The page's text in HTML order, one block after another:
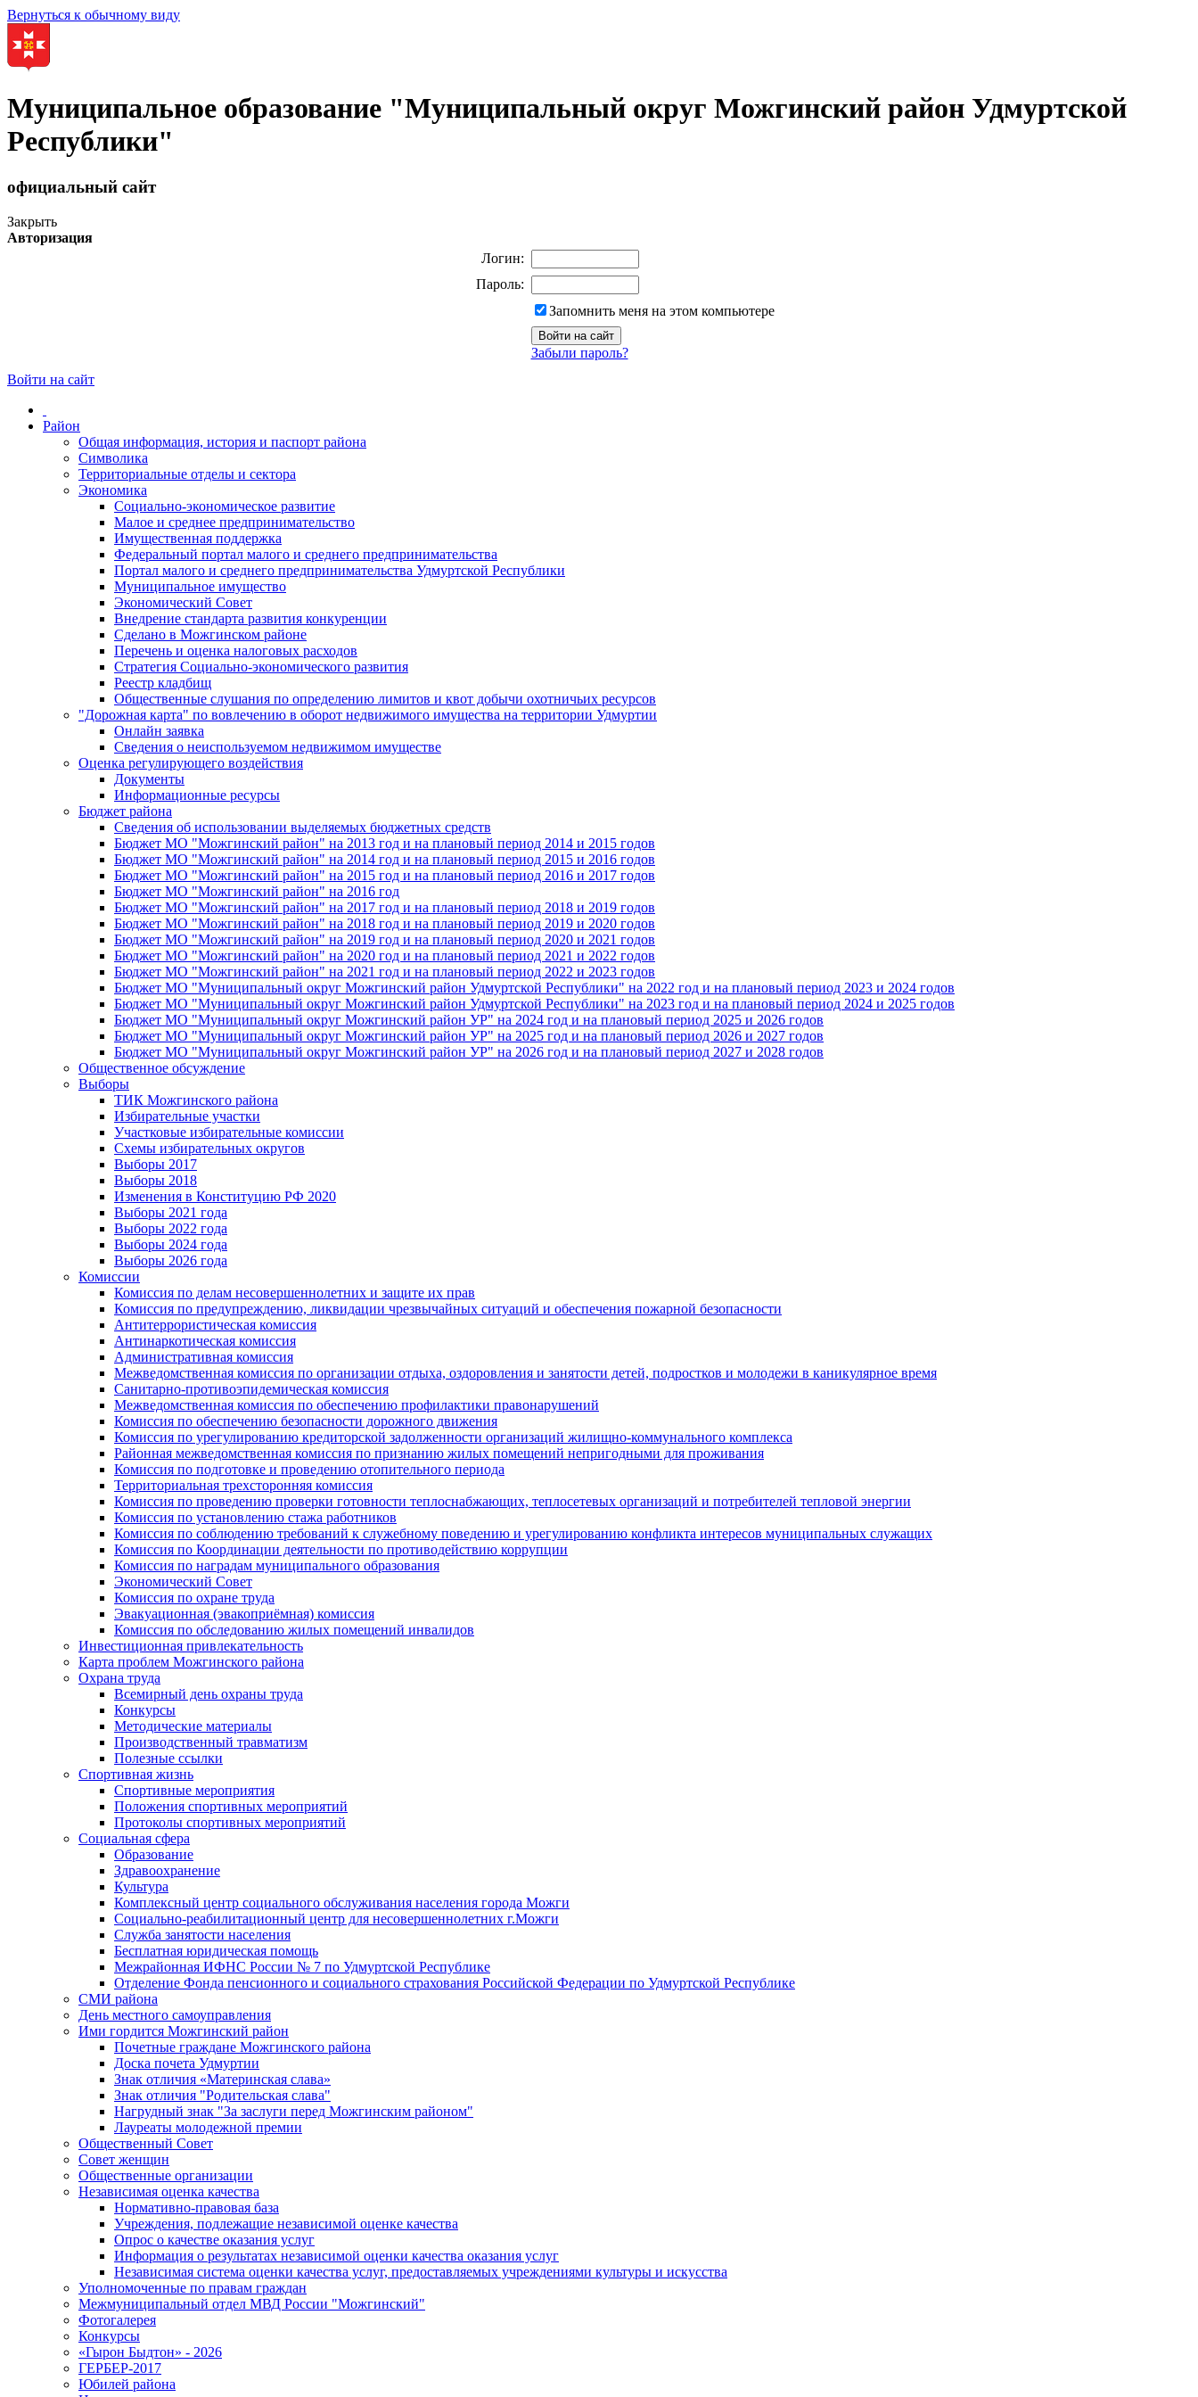
Вернуться к обычному виду
Муниципальное образование "Муниципальный округ Можгинский район Удмуртской
Республики"
официальный сайт
Закрыть
Авторизация
Логин:
Пароль:
Запомнить меня на этом компьютере
Забыли пароль?
Войти на сайт
Район
Общая информация, история и паспорт района
Символика
Территориальные отделы и сектора
Экономика
Социально-экономическое развитие
Малое и среднее предпринимательство
Имущественная поддержка
Федеральный портал малого и среднего предпринимательства
Портал малого и среднего предпринимательства Удмуртской Республики
Муниципальное имущество
Экономический Совет
Внедрение стандарта развития конкуренции
Сделано в Можгинском районе
Перечень и оценка налоговых расходов
Стратегия Социально-экономического развития
Реестр кладбищ
Общественные слушания по определению лимитов и квот добычи охотничьих ресурсов
"Дорожная карта" по вовлечению в оборот недвижимого имущества на территории Удмуртии
Онлайн заявка
Сведения о неиспользуемом недвижимом имуществе
Оценка регулирующего воздействия
Документы
Информационные ресурсы
Бюджет района
Сведения об использовании выделяемых бюджетных средств
Бюджет МО "Можгинский район" на 2013 год и на плановый период 2014 и 2015 годов
Бюджет МО "Можгинский район" на 2014 год и на плановый период 2015 и 2016 годов
Бюджет МО "Можгинский район" на 2015 год и на плановый период 2016 и 2017 годов
Бюджет МО "Можгинский район" на 2016 год
Бюджет МО "Можгинский район" на 2017 год и на плановый период 2018 и 2019 годов
Бюджет МО "Можгинский район" на 2018 год и на плановый период 2019 и 2020 годов
Бюджет МО "Можгинский район" на 2019 год и на плановый период 2020 и 2021 годов
Бюджет МО "Можгинский район" на 2020 год и на плановый период 2021 и 2022 годов
Бюджет МО "Можгинский район" на 2021 год и на плановый период 2022 и 2023 годов
Бюджет МО "Муниципальный округ Можгинский район Удмуртской Республики" на 2022 год и на плановый период 2023 и 2024 годов
Бюджет МО "Муниципальный округ Можгинский район Удмуртской Республики" на 2023 год и на плановый период 2024 и 2025 годов
Бюджет МО "Муниципальный округ Можгинский район УР" на 2024 год и на плановый период 2025 и 2026 годов
Бюджет МО "Муниципальный округ Можгинский район УР" на 2025 год и на плановый период 2026 и 2027 годов
Бюджет МО "Муниципальный округ Можгинский район УР" на 2026 год и на плановый период 2027 и 2028 годов
Общественное обсуждение
Выборы
ТИК Можгинского района
Избирательные участки
Участковые избирательные комиссии
Схемы избирательных округов
Выборы 2017
Выборы 2018
Изменения в Конституцию РФ 2020
Выборы 2021 года
Выборы 2022 года
Выборы 2024 года
Выборы 2026 года
Комиссии
Комиссия по делам несовершеннолетних и защите их прав
Комиссия по предупреждению, ликвидации чрезвычайных ситуаций и обеспечения пожарной безопасности
Антитеррористическая комиссия
Антинаркотическая комиссия
Административная комиссия
Межведомственная комиссия по организации отдыха, оздоровления и занятости детей, подростков и молодежи в каникулярное время
Санитарно-противоэпидемическая комиссия
Межведомственная комиссия по обеспечению профилактики правонарушений
Комиссия по обеспечению безопасности дорожного движения
Комиссия по урегулированию кредиторской задолженности организаций жилищно-коммунального комплекса
Районная межведомственная комиссия по признанию жилых помещений непригодными для проживания
Комиссия по подготовке и проведению отопительного периода
Территориальная трехсторонняя комиссия
Комиссия по проведению проверки готовности теплоснабжающих, теплосетевых организаций и потребителей тепловой энергии
Комиссия по установлению стажа работников
Комиссия по соблюдению требований к служебному поведению и урегулированию конфликта интересов муниципальных служащих
Комиссия по Координации деятельности по противодействию коррупции
Комиссия по наградам муниципального образования
Экономический Совет
Комиссия по охране труда
Эвакуационная (эвакоприёмная) комиссия
Комиссия по обследованию жилых помещений инвалидов
Инвестиционная привлекательность
Карта проблем Можгинского района
Охрана труда
Всемирный день охраны труда
Конкурсы
Методические материалы
Производственный травматизм
Полезные ссылки
Спортивная жизнь
Спортивные мероприятия
Положения спортивных мероприятий
Протоколы спортивных мероприятий
Социальная сфера
Образование
Здравоохранение
Культура
Комплексный центр социального обслуживания населения города Можги
Социально-реабилитационный центр для несовершеннолетних г.Можги
Служба занятости населения
Бесплатная юридическая помощь
Межрайонная ИФНС России № 7 по Удмуртской Республике
Отделение Фонда пенсионного и социального страхования Российской Федерации по Удмуртской Республике
СМИ района
День местного самоуправления
Ими гордится Можгинский район
Почетные граждане Можгинского района
Доска почета Удмуртии
Знак отличия «Материнская слава»
Знак отличия "Родительская слава"
Нагрудный знак "За заслуги перед Можгинским районом"
Лауреаты молодежной премии
Общественный Совет
Совет женщин
Общественные организации
Независимая оценка качества
Нормативно-правовая база
Учреждения, подлежащие независимой оценке качества
Опрос о качестве оказания услуг
Информация о результатах независимой оценки качества оказания услуг
Независимая система оценки качества услуг, предоставляемых учреждениями культуры и искусства
Уполномоченные по правам граждан
Межмуниципальный отдел МВД России "Можгинский"
Фотогалерея
Конкурсы
«Гырон Быдтон» - 2026
ГЕРБЕР-2017
Юбилей района